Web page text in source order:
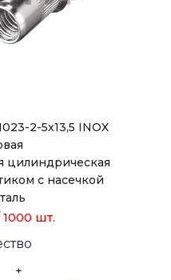
2-5x13,5 INOX
цилиндрическая
с насечкой
1000 шт.
+